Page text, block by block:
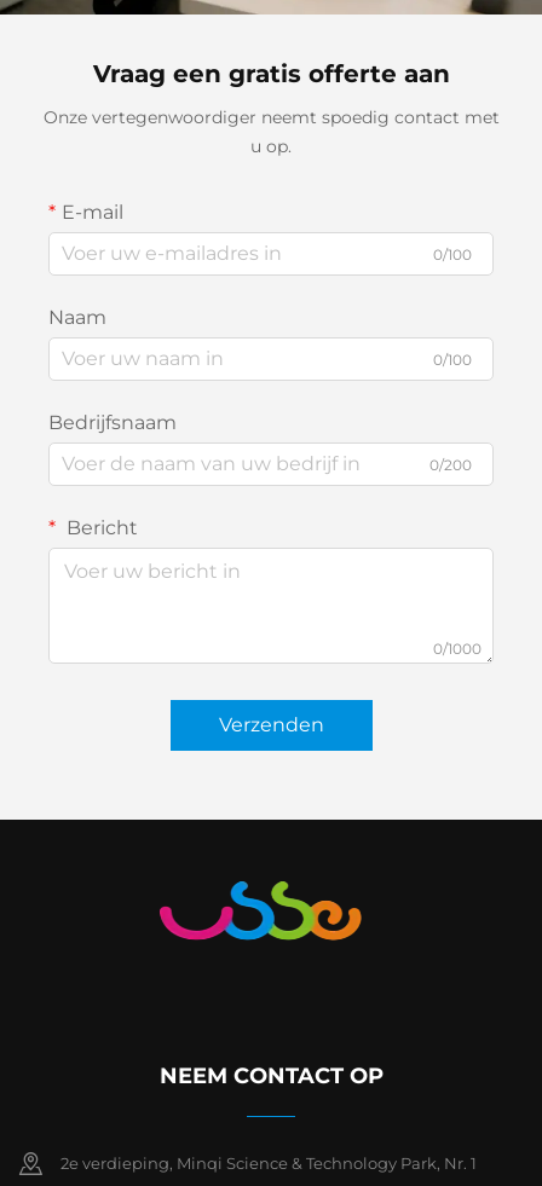
Vraag een gratis offerte aan
Onze vertegenwoordiger neemt spoedig contact met
u op.
E-mail
0/100
Naam
0/100
Bedrijfsnaam
0/200
Bericht
0/1000
Verzenden
NEEM CONTACT OP
2e verdieping, Minqi Science & Technology Park, Nr. 1